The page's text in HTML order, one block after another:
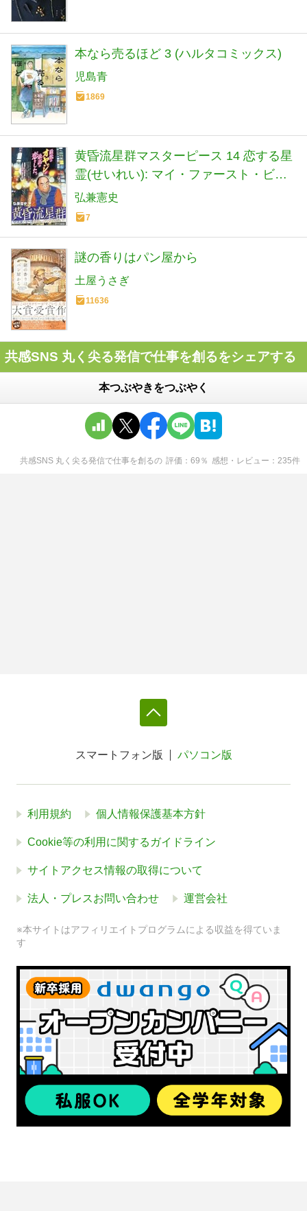
本なら売るほど 3 (ハルタコミックス)
児島青
1869
黄昏流星群マスターピース 14 恋する星
霊(せいれい): マイ・ファースト・ビッ
グ (My First BIG)
弘兼憲史
7
謎の香りはパン屋から
土屋うさぎ
11636
共感SNS 丸く尖る発信で仕事を創るをシェアする
本つぶやきをつぶやく
共感SNS 丸く尖る発信で仕事を創るの 評価 69 ％ 感想・レビュー 235件
スマートフォン版 パソコン版
利用規約 個人情報保護基本方針
Cookie等の利用に関するガイドライン
サイトアクセス情報の取得について
法人・プレスお問い合わせ 運営会社
※本サイトはアフィリエイトプログラムによる収益を得ていま
す